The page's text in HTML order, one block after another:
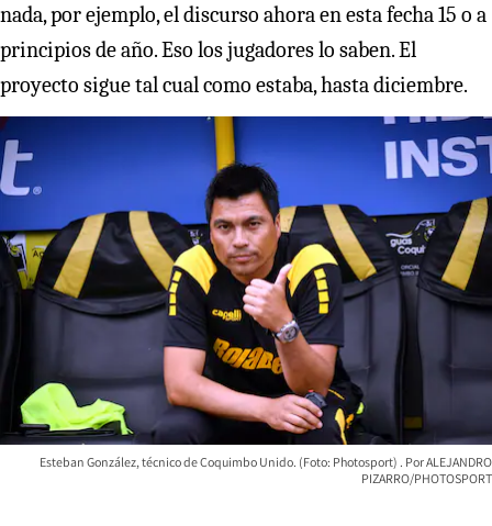
nada, por ejemplo, el discurso ahora en esta fecha 15 o a
principios de año. Eso los jugadores lo saben. El
proyecto sigue tal cual como estaba, hasta diciembre.
Esteban González, técnico de Coquimbo Unido. (Foto: Photosport)
ALEJANDRO
PIZARRO/PHOTOSPORT